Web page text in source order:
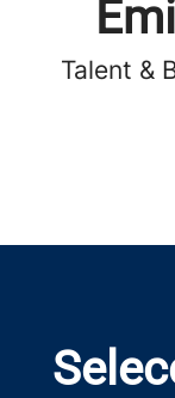
Talent &